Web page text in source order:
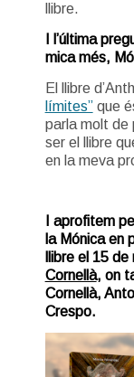
llibre.
I l’última
mica més,
El llibre
límites”que
parla molt de
ser el llibre
en la meva
I aprofitem
la Mónica en
llibre el 15
Cornellà, on
Cornellà,
Crespo.